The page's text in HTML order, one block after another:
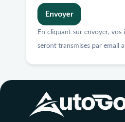
Envoyer
En cliquant sur envoyer, vos
seront transmises par email